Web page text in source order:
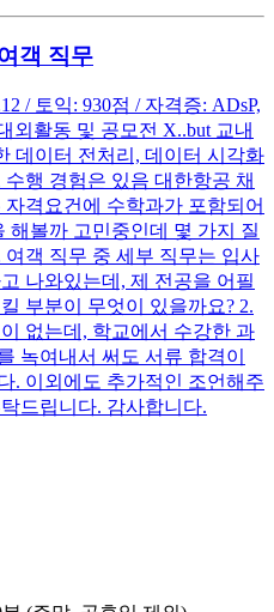
객 직무
/ 토익: 930점 / 자격증: ADsP,
외활동 및 공모전 X..but 교내
데이터 전처리, 데이터 시각화
행 경험은 있음 대한항공 채
격요건에 수학과가 포함되어
해볼까 고민중인데 몇 가지 질
객 직무 중 세부 직무는 입사
나와있는데, 제 전공을 어필
부분이 무엇이 있을까요? 2.
없는데, 학교에서 수강한 과
녹여내서 써도 서류 합격이
. 이외에도 추가적인 조언해주
드립니다. 감사합니다.